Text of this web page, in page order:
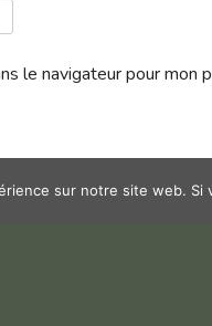
le navigateur pour mon
sur notre site web.